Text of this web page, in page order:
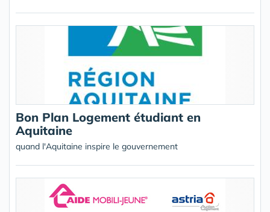
Bon Plan Logement étudiant en
Aquitaine
quand l'Aquitaine inspire le gouvernement